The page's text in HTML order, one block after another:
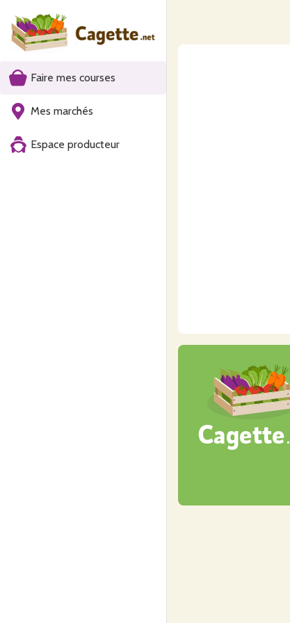
Faire mes courses
Mes marchés
Espace producteur